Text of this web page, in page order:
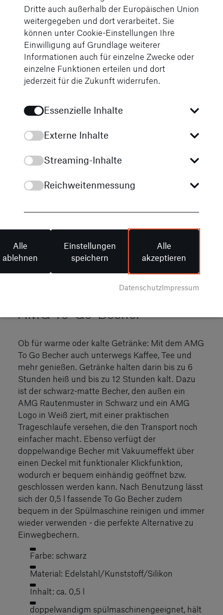
Material: 80 % Polyester/15 % Viskose/5 %
Elasthan
Größen: XS-XXXL
unisex
Slim Fit
AMG To-Go-Becher
Ob für warme oder kalte Getränke: Mit dem AMG
To Go Becher auch unterwegs Kaffee, Tee und
mehr genießen. Getränke halten darin bis zu 6
Stunden heiß und bis zu 12 Stunden kalt. Dazu
ist der schwarz-matte Becher, den außen ein
AMG Rautenmuster in Schwarz und ein AMG
Logo in Weiß ziert, mit einer praktischen
Trageschlaufe versehen, die den Transport noch
einfacher macht. Ebenso verfügt der
doppelwandige Becher mit Vakuumeffekt über
einen Deckel mit funktionaler Klickfunktion,
wodurch er bequem einhändig geöffnet bzw.
geschlossen werden kann. Nach Benutzung lässt
sich der 0,5 l fassende To Go Becher zudem
bequem in der Spülmaschine reinigen und immer
wieder verwenden - die perfekte Alternative zu
Einwegbechern.
Farbe: schwarz
Material: Edelstahl/Kunststoff/Silikon
Inhalt: ca. 0,5 l
doppelwandigm spülmaschinengeeignet, hält
Dritte auch außerhalb der Europäischen Union
weitergegeben und dort verarbeitet. Sie
können unter Cookie-Einstellungen Ihre
Einwilligung auf Grundlage weiterer
Informationen auch für einzelne Zwecke oder
einzelne Funktionen erteilen und dort
jederzeit für die Zukunft widerrufen.
Essenzielle Inhalte
Externe Inhalte
Streaming-Inhalte
Reichweitenmessung
Alle
ablehnen
Einstellungen
speichern
Alle
akzeptieren
DatenschutzImpressum